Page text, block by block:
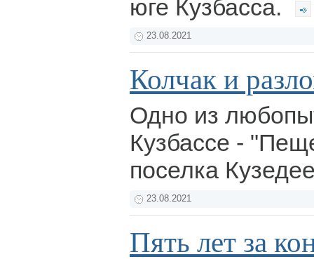
юге Кузбасса.
23.08.2021
Колчак и
Одно из
Кузбассе -
поселка
23.08.2021
Пять лет за